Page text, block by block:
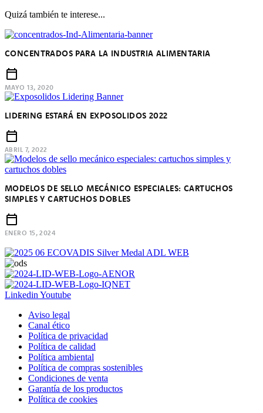
Quizá también te interese...
CONCENTRADOS PARA LA INDUSTRIA ALIMENTARIA
MAYO 13, 2020
LIDERING ESTARÁ EN EXPOSOLIDOS 2022
ABRIL 7, 2022
MODELOS DE SELLO MECÁNICO ESPECIALES: CARTUCHOS
SIMPLES Y CARTUCHOS DOBLES
ENERO 15, 2024
Linkedin Youtube
Aviso legal
Canal ético
Política de privacidad
Política de calidad
Política ambiental
Política de compras sostenibles
Condiciones de venta
Garantía de los productos
Política de cookies